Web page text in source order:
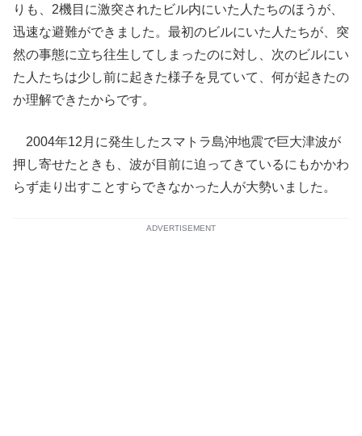
りも、2機目に激突されたビル内にいた人たちのほうが、
迅速な避難ができました。最初のビルにいた人たちが、突
然の事態に立ち往生してしまったのに対し、次のビルにい
た人たちは少し前に起きた様子を見ていて、何が起きたの
か理解できたからです。
2004年12月に発生したスマトラ島沖地震で巨大津波が
押し寄せたときも、波が目前に迫ってきているにもかかわ
らず走り出すことすらできなかった人が大勢いました。
ADVERTISEMENT